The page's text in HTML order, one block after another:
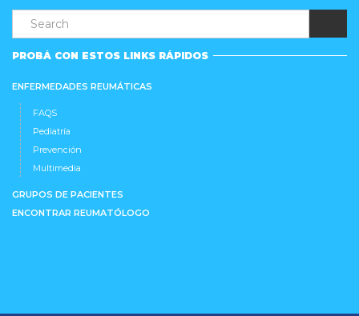
PROBÁ CON ESTOS LINKS RÁPIDOS
ENFERMEDADES REUMÁTICAS
FAQS
Pediatría
Prevención
Multimedia
GRUPOS DE PACIENTES
ENCONTRAR REUMATÓLOGO